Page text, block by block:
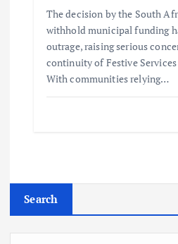
The decision by the South
withhold municipal funding
outrage, raising serious
continuity of Festive
With communities relying…
Search